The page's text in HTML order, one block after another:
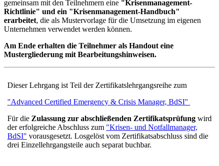
gemeinsam mit den Teilnehmern eine "Krisenmanagement-
Richtlinie" und ein "Krisenmanagement-Handbuch"
erarbeitet, die als Mustervorlage für die Umsetzung im eigenen
Unternehmen verwendet werden können.
Am Ende erhalten die Teilnehmer als Handout eine
Mustergliederung mit Bearbeitungshinweisen.
Dieser Lehrgang ist Teil der Zertifikatslehrgangsreihe zum
"Advanced Certified Emergency & Crisis Manager, BdSI"
Für die Zulassung zur abschließenden Zertifikatsprüfung wird
der erfolgreiche Abschluss zum "Krisen- und Notfallmanager,
BdSI" vorausgesetzt. Losgelöst vom Zertifikatsabschluss sind die
drei Einzellehrgangsteile auch separat buchbar.